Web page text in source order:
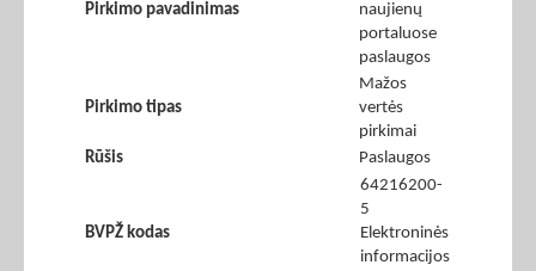
Pirkimo pavadinimas
naujienų
portaluose
paslaugos
Pirkimo tipas
Mažos
vertės
pirkimai
Rūšis
Paslaugos
BVPŽ kodas
64216200-
5
Elektroninės
informacijos